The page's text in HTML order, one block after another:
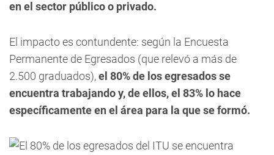
en el sector público o privado.
El impacto es contundente: según la Encuesta
Permanente de Egresados (que relevó a más de
2.500 graduados),el 80% de los egresados se
encuentra trabajando y, de ellos, el 83% lo hace
específicamente en el área para la que se formó.